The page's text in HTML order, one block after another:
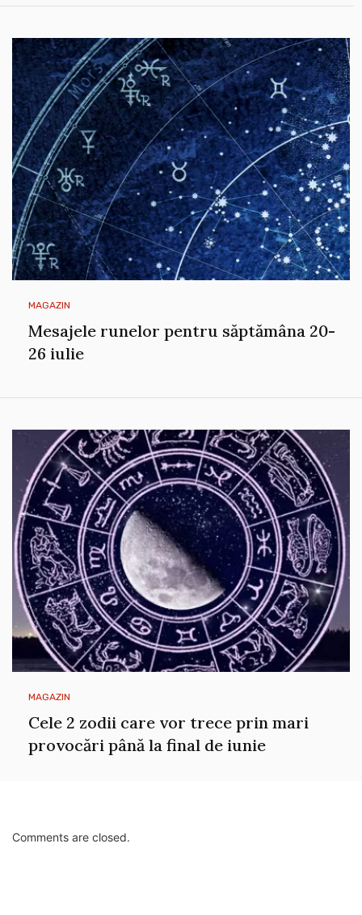
MAGAZIN
Mesajele runelor pentru săptămâna 20-
26 iulie
MAGAZIN
Cele 2 zodii care vor trece prin mari
provocări până la final de iunie
Comments are closed.